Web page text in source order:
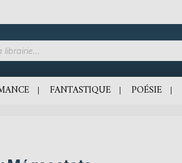
FANTASTIQUE POÉSIE